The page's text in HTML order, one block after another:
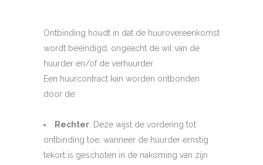
Ontbinding houdt in dat de huurovereenkomst
wordt beëindigd, ongeacht de wil van de
huurder en/of de verhuurder.
Een huurcontract kan worden ontbonden
door de:
Rechter. Deze wijst de vordering tot
ontbinding toe, wanneer de huurder ernstig
tekort is geschoten in de nakoming van zijn